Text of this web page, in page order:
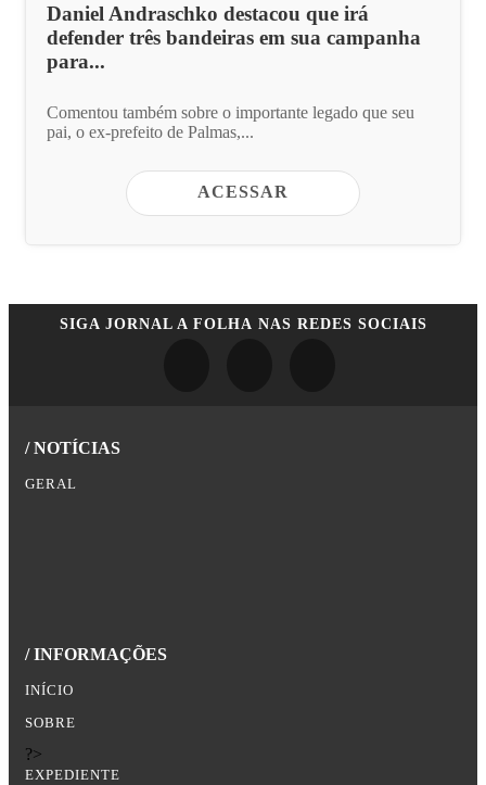
Daniel Andraschko destacou que irá
defender três bandeiras em sua campanha
para...
Comentou também sobre o importante legado que seu
pai, o ex-prefeito de Palmas,...
ACESSAR
SIGA JORNAL A FOLHA NAS REDES SOCIAIS
/ NOTÍCIAS
GERAL
/ INFORMAÇÕES
INÍCIO
SOBRE
?>
EXPEDIENTE